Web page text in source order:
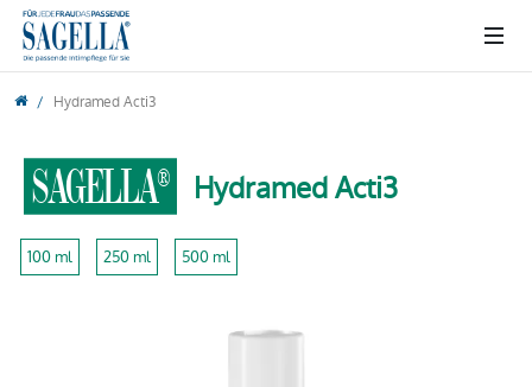
Hydramed Acti3
SAGELLA® Hydramed Acti3
100 ml 250 ml 500 ml